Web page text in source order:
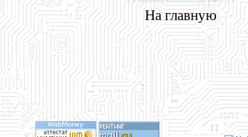
На главную